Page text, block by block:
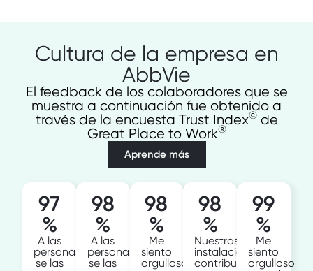
Cultura de la empresa en
AbbVie
El feedback de los colaboradores que se
muestra a continuación fue obtenido a
través de la encuesta Trust Index©de
Great Place to Work®
Aprende más
97
%
A las
personas
se las
98
%
A las
personas
se las
98
%
Me
siento
orgulloso
98
%
Nuestras
instalaciones
contribuyen
99
%
Me
siento
orgulloso